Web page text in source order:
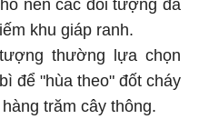
khu giáp ranh.
thường lựa chọn
để "hùa theo" đốt cháy
trăm cây thông.